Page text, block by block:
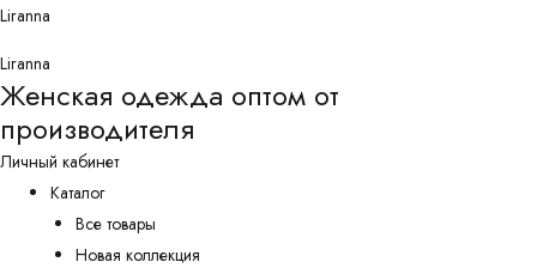
Перейти
содержимому
Liranna
Liranna
Женская одежда оптом от
производителя
Личный кабинет
Каталог
Все товары
Новая коллекция